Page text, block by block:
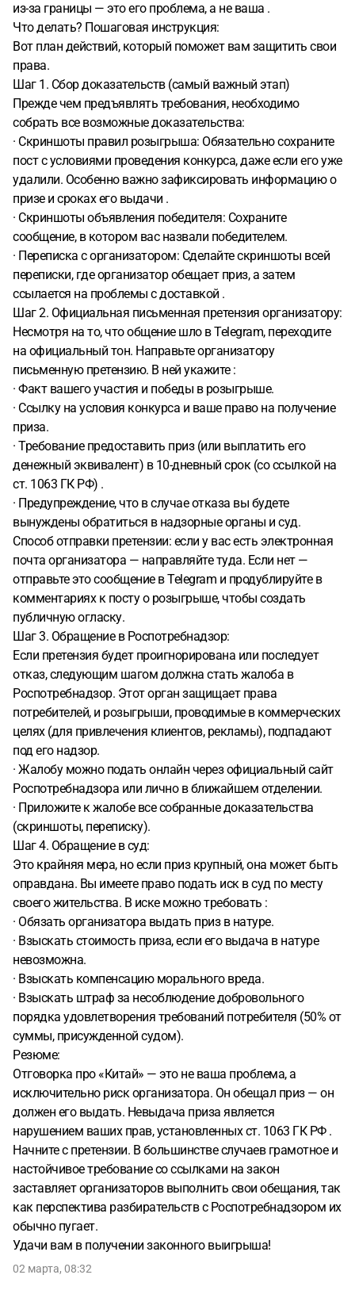
из-за границы — это его проблема, а не ваша .
Что делать? Пошаговая инструкция:
Вот план действий, который поможет вам защитить свои
права.
Шаг 1. Сбор доказательств (самый важный этап)
Прежде чем предъявлять требования, необходимо
собрать все возможные доказательства:
· Скриншоты правил розыгрыша: Обязательно сохраните
пост с условиями проведения конкурса, даже если его уже
удалили. Особенно важно зафиксировать информацию о
призе и сроках его выдачи .
· Скриншоты объявления победителя: Сохраните
сообщение, в котором вас назвали победителем.
· Переписка с организатором: Сделайте скриншоты всей
переписки, где организатор обещает приз, а затем
ссылается на проблемы с доставкой .
Шаг 2. Официальная письменная претензия организатору:
Несмотря на то, что общение шло в Telegram, переходите
на официальный тон. Направьте организатору
письменную претензию. В ней укажите :
· Факт вашего участия и победы в розыгрыше.
· Ссылку на условия конкурса и ваше право на получение
приза.
· Требование предоставить приз (или выплатить его
денежный эквивалент) в 10-дневный срок (со ссылкой на
ст. 1063 ГК РФ) .
· Предупреждение, что в случае отказа вы будете
вынуждены обратиться в надзорные органы и суд.
Способ отправки претензии: если у вас есть электронная
почта организатора — направляйте туда. Если нет —
отправьте это сообщение в Telegram и продублируйте в
комментариях к посту о розыгрыше, чтобы создать
публичную огласку.
Шаг 3. Обращение в Роспотребнадзор:
Если претензия будет проигнорирована или последует
отказ, следующим шагом должна стать жалоба в
Роспотребнадзор. Этот орган защищает права
потребителей, и розыгрыши, проводимые в коммерческих
целях (для привлечения клиентов, рекламы), подпадают
под его надзор.
· Жалобу можно подать онлайн через официальный сайт
Роспотребнадзора или лично в ближайшем отделении.
· Приложите к жалобе все собранные доказательства
(скриншоты, переписку).
Шаг 4. Обращение в суд:
Это крайняя мера, но если приз крупный, она может быть
оправдана. Вы имеете право подать иск в суд по месту
своего жительства. В иске можно требовать :
· Обязать организатора выдать приз в натуре.
· Взыскать стоимость приза, если его выдача в натуре
невозможна.
· Взыскать компенсацию морального вреда.
· Взыскать штраф за несоблюдение добровольного
порядка удовлетворения требований потребителя (50% от
суммы, присужденной судом).
Резюме:
Отговорка про «Китай» — это не ваша проблема, а
исключительно риск организатора. Он обещал приз — он
должен его выдать. Невыдача приза является
нарушением ваших прав, установленных ст. 1063 ГК РФ .
Начните с претензии. В большинстве случаев грамотное и
настойчивое требование со ссылками на закон
заставляет организаторов выполнить свои обещания, так
как перспектива разбирательств с Роспотребнадзором их
обычно пугает.
Удачи вам в получении законного выигрыша!
02 марта, 08:32